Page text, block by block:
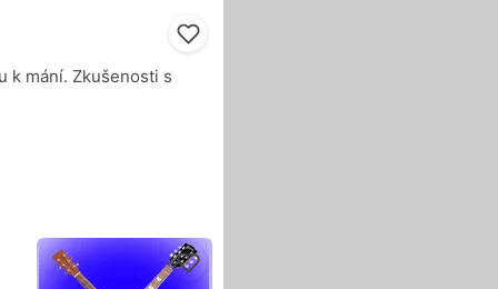
k mání. Zkušenosti s